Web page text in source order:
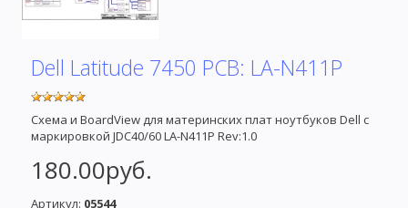
Dell Latitude 7450 PCB: LA-N411P
Схема и BoardView для материнских плат ноутбуков Dell с
маркировкой JDC40/60 LA-N411P Rev:1.0
180.00руб.
Артикул: 05544